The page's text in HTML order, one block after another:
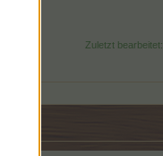
Zuletzt bearbeitet: